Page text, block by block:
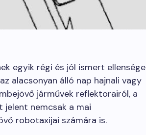
egyik régi és jól ismert ellensége
alacsonyan álló nap hajnali vagy
járművek reflektorairól, a
jelent nemcsak a mai
robotaxijai számára is.